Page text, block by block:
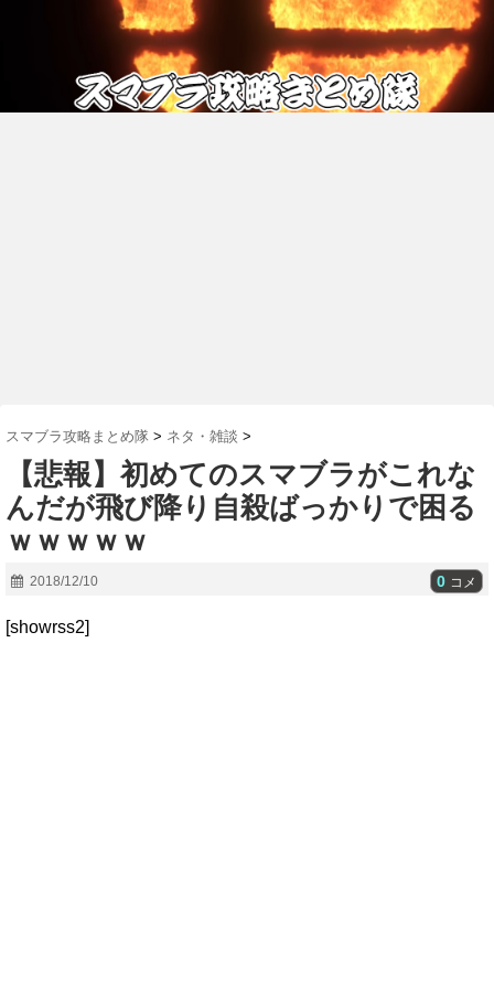
スマブラ攻略まとめ隊 > ネタ・雑談 >
【悲報】初めてのスマブラがこれな
んだが飛び降り自殺ばっかりで困る
ｗｗｗｗｗ
2018/12/10 0 コメ
[showrss2]